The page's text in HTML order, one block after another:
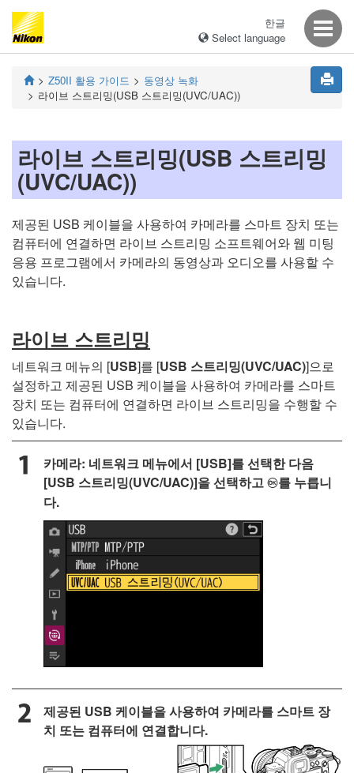
한글
Select language
Z50II 활용 가이드
동영상 녹화
라이브 스트리밍(USB 스트리밍(UVC/UAC))
라이브 스트리밍(USB 스트리밍
(UVC/UAC))
제공된 USB 케이블을 사용하여 카메라를 스마트 장치 또는
컴퓨터에 연결하면 라이브 스트리밍 소프트웨어와 웹 미팅
응용 프로그램에서 카메라의 동영상과 오디오를 사용할 수
있습니다.
라이브 스트리밍
네트워크 메뉴의 [USB]를 [USB 스트리밍(UVC/UAC)]으로
설정하고 제공된 USB 케이블을 사용하여 카메라를 스마트
장치 또는 컴퓨터에 연결하면 라이브 스트리밍을 수행할 수
있습니다.
카메라: 네트워크 메뉴에서 [USB]를 선택한 다음
[USB 스트리밍(UVC/UAC)]을 선택하고 J를 누릅니
다.
제공된 USB 케이블을 사용하여 카메라를 스마트 장
치 또는 컴퓨터에 연결합니다.